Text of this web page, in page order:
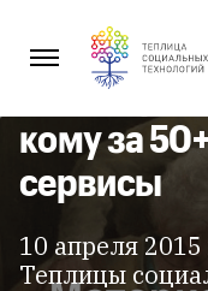
содержанию
Как
кому за
сервисы
10 апреля
Теплицы